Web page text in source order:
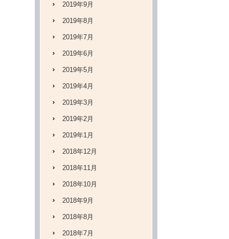
2019年9月
2019年8月
2019年7月
2019年6月
2019年5月
2019年4月
2019年3月
2019年2月
2019年1月
2018年12月
2018年11月
2018年10月
2018年9月
2018年8月
2018年7月